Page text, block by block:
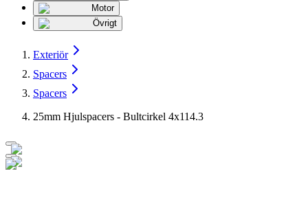
Motor
Övrigt
Exteriör
Spacers
Spacers
25mm Hjulspacers - Bultcirkel 4x114.3